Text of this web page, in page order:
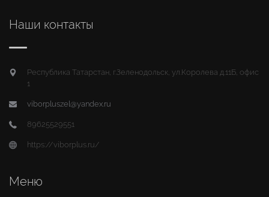
Наши контакты
Республика Татарстан, г.Зеленодольск, ул.Королева д.11Б, офис
1
viborpluszel@yandex.ru
89625529551
https://viborplus.ru/
Меню